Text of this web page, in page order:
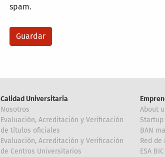
spam.
Calidad Universitaria
Nosotros
Evaluación, Acreditación y Verificación
de títulos oficiales
Evaluación, Acreditación y Verificación
de Centros Universitarios
About
Startup
BAN
Red de
ESA